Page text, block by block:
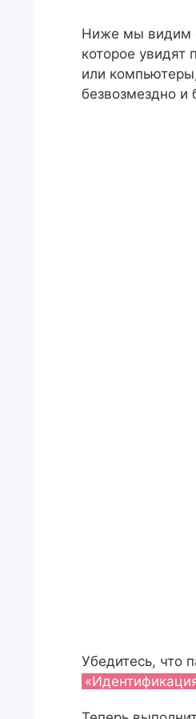
Ниже мы видим
которое увидят
или
безвозмездно и
Убедитесь, что